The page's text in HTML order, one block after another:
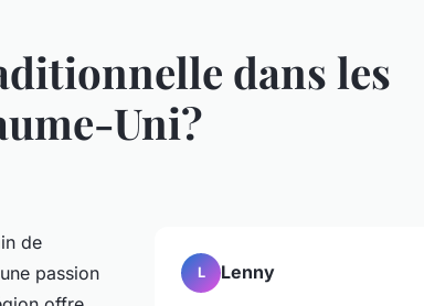
dans les
Uni?
de
passion
L Lenny